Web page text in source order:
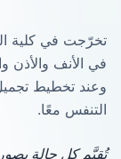
تخرّجت في كلية
وعند تخطيط
التنفس معًا.
تُقيَّم كل حالة